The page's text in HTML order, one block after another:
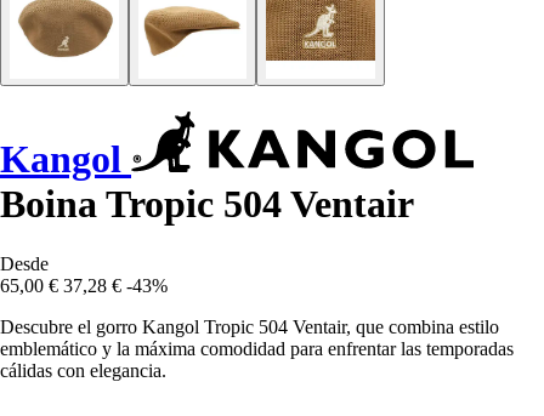
Kangol
Boina Tropic 504 Ventair
Desde
65,00 € 37,28 € -43%
Descubre el gorro Kangol Tropic 504 Ventair, que combina estilo
emblemático y la máxima comodidad para enfrentar las temporadas
cálidas con elegancia.